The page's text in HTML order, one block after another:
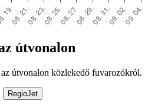
útvonalon
útvonalon közlekedő fuvarozókról.
RegioJet